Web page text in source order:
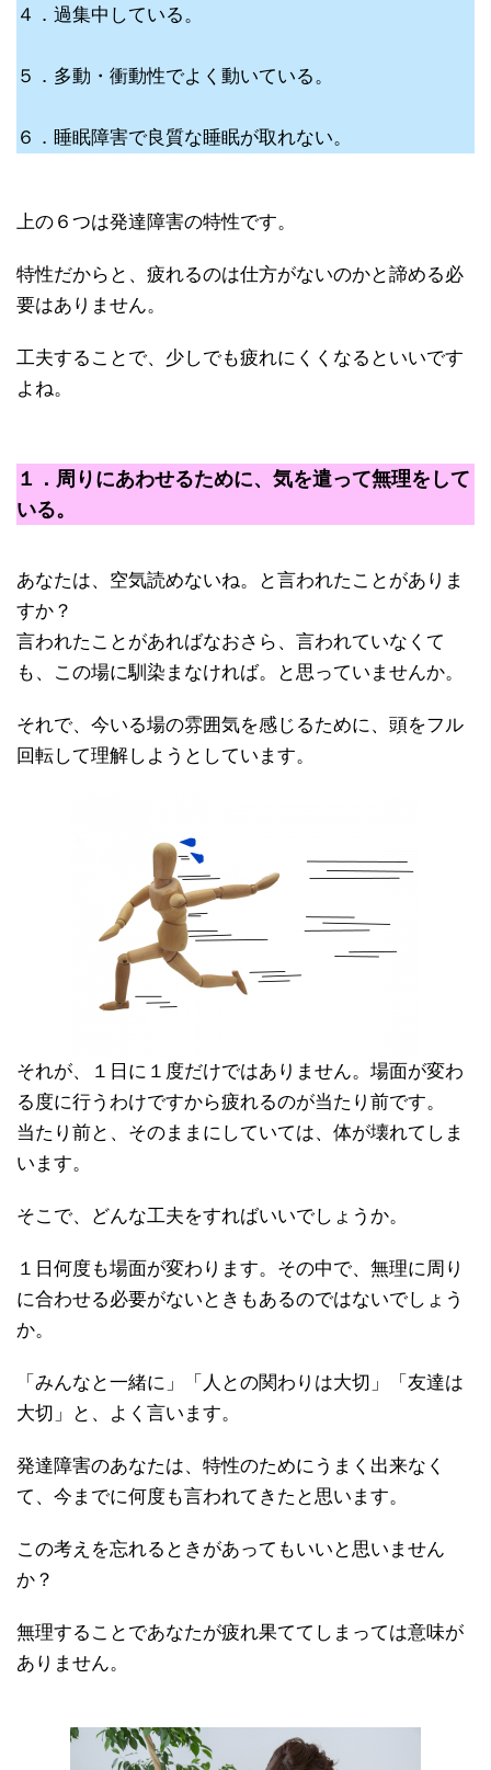
４．過集中している。
５．多動・衝動性でよく動いている。
６．睡眠障害で良質な睡眠が取れない。
上の６つは発達障害の特性です。
特性だからと、疲れるのは仕方がないのかと諦める必
要はありません。
工夫することで、少しでも疲れにくくなるといいです
よね。
１．周りにあわせるために、気を遣って無理をして
いる。
あなたは、空気読めないね。と言われたことがありま
すか？
言われたことがあればなおさら、言われていなくて
も、この場に馴染まなければ。と思っていませんか。
それで、今いる場の雰囲気を感じるために、頭をフル
回転して理解しようとしています。
それが、１日に１度だけではありません。場面が変わ
る度に行うわけですから疲れるのが当たり前です。
当たり前と、そのままにしていては、体が壊れてしま
います。
そこで、どんな工夫をすればいいでしょうか。
１日何度も場面が変わります。その中で、無理に周り
に合わせる必要がないときもあるのではないでしょう
か。
「みんなと一緒に」「人との関わりは大切」「友達は
大切」と、よく言います。
発達障害のあなたは、特性のためにうまく出来なく
て、今までに何度も言われてきたと思います。
この考えを忘れるときがあってもいいと思いません
か？
無理することであなたが疲れ果ててしまっては意味が
ありません。